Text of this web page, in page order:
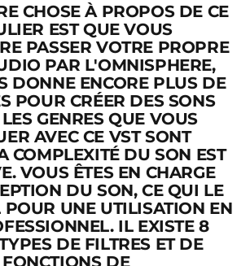
CHOSE À PROPOS DE CE
EST QUE VOUS
PASSER VOTRE PROPRE
PAR L'OMNISPHERE,
DONNE ENCORE PLUS DE
POUR CRÉER DES SONS
GENRES QUE VOUS
AVEC CE VST SONT
COMPLEXITÉ DU SON EST
VOUS ÊTES EN CHARGE
DU SON, CE QUI LE
UNE UTILISATION EN
IL EXISTE 8
DE FILTRES ET DE
DE